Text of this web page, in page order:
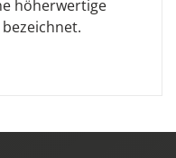
höherwertige